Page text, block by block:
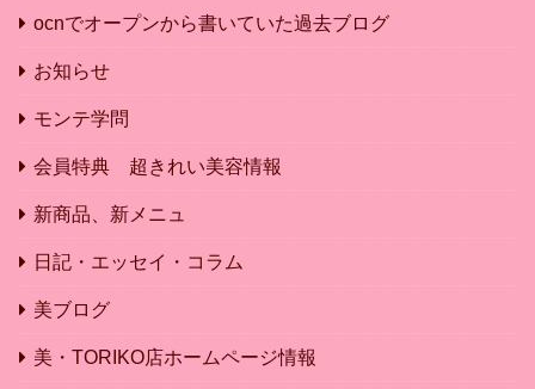
ocnでオープンから書いていた過去ブログ
お知らせ
モンテ学問
会員特典 超きれい美容情報
新商品、新メニュ
日記・エッセイ・コラム
美ブログ
美・TORIKO店ホームページ情報